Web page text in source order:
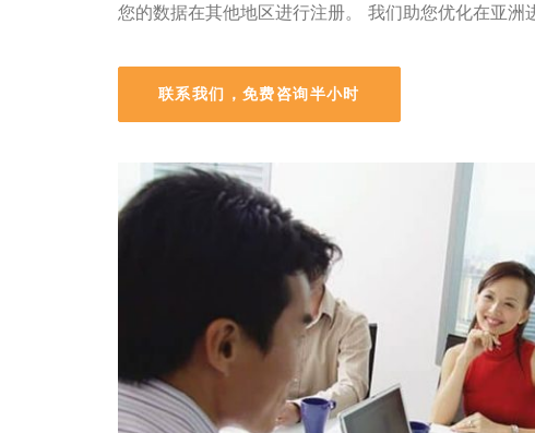
您的数据在其他地区进行注册。 我们助您优化在亚洲
联系我们，免费咨询半小时